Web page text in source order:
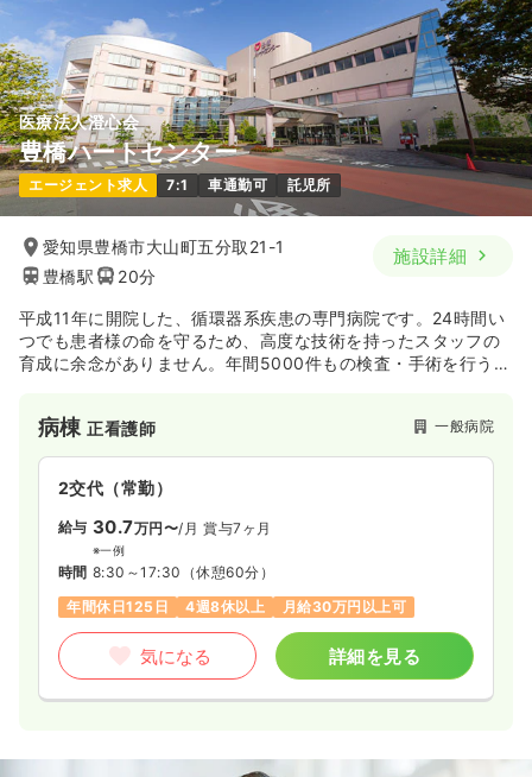
医療法人澄心会
豊橋ハートセンター
エージェント求人 7:1 車通勤可 託児所
愛知県豊橋市大山町五分取21-1
豊橋駅
20分
施設詳細
平成11年に開院した、循環器系疾患の専門病院です。24時間い
つでも患者様の命を守るため、高度な技術を持ったスタッフの
育成に余念がありません。年間5000件もの検査・手術を行う、
病棟正看護師 一般病院
2交代（常勤）
給与 30.7万円〜/月 賞与7ヶ月
※一例
時間 8:30～17:30 （休憩60分）
年間休日125日
4週8休以上 月給30万円以上可
気になる 詳細を見る